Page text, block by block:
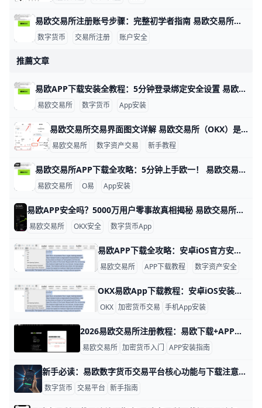
易欧交易所注册账号步骤：完整初学者指南 易欧交易所注册账号步骤 在数字资产投资的起步阶段，注册一个安全、合规的账户是第一步。以易欧交易所为例，下面以实例呈现完整流程，帮助新手快速上手。比如小张想买BTC，他需要先完成注册、绑定信息再进行实名认证，确保后续交易顺利。
数字货币 交易所注册 账户安全
推薦文章
易欧APP下载安装全教程：5分钟登录绑定安全设置 易欧交易所易欧下载与APP安装使用教程：登录→绑定→安全设置 大家好！易欧交易所（欧yi）是全球领先的数字货币交易平台，每天处理超过10亿USDT交易量，支持200多种币种如比特币和以太坊。本教程用简单步骤教你从下载APP到安全设置的全过程，新手5分钟就能上手。dddazhe+1
易欧交易所 数字货币 App安装
易欧交易所交易界面图文详解 易欧交易所（OKX）是目前全球主流的数字资产交易平台之一，它的交易界面设计简洁，功能模块划分清晰，适合新手和资深交易者使用。通过电脑网页版或手机App，你可以登录账户、选择交易对、查看行情、提交买卖订单，还能管理资产和查看历史成交记录。这篇教程会用简单、口语化的语言，一步步带你熟悉易欧交易界面的每个重要部分，帮助你真正看懂并能动手操作。
易欧交易所 数字资产交易 新手教程
易欧交易所APP下载全攻略：5分钟上手欧一！ 易欧交易所简介：易欧下载与易欧APP安装流程一览 易欧交易所，也叫OK交易所，是全球知名的数字货币交易平台。它成立于2017年，总部在塞舌尔，每天交易量超过100亿美元，支持超过350种加密货币，比如比特币（BTC）和以太坊（ETH）。平台用户超过5000万，覆盖200多个国家和地区，以安全和高效闻名。51wangming+1
易欧交易所 O易 App安装
易欧APP安全吗？5000万用户零事故真相揭秘 易欧交易所APP是否安全？ 大家好！今天我们来聊聊易欧交易所APP，也就是OKX平台的手机应用。它是不是安全可靠？答案是肯定的，但也要注意一些小细节。OKX已经服务全球5000多万用户，交易量每天高达数百亿美元，从未发生过重大资金丢失事件。这说明它的安全基础很扎实。
易欧交易所 OKX安全 数字货币App
易欧APP下载全攻略：安卓iOS官方安全安装教程 在数字资产交易越来越普及的今天，一款稳定、安全的交易所APP几乎成了每个投资者的“必备工具”。欧易（OKX）作为全球领先的区块链交易平台，已经为超过2000万用户提供现货、合约、杠杆和Web3交易服务。根据官方数据，OKX App在2025年已支持超过180个国家和地区的用户，单日交易量最高突破900亿美元。对新手而言，学会从官方渠道下载并安装OKX App，是安全交易的第一步。
易欧交易所 APP下载教程 数字资产安全
OKX易欧App下载教程：安卓iOS安装步骤与常见问题 在加密货币交易越来越普及的今天，OKX（原欧易）已经成为全球主流的交易平台之一，为用户提供了行情查看、币币交易、合约、理财等一站式数字资产服务。根据官方数据，OKX累计服务用户超过5,000万人，支持超过300种加密货币和数千个交易对，覆盖现货、杠杆、合约、期权、财富管理等多种产品。很多新手在使用前最关心的问题就是：如何安全、快速地下载并安装OKX App？本文为安卓和iOS用户分别提供详细的安装步骤，并结合常见问题给出具体操作建议，让每一步都清晰、简单、可执行。
OKX 加密货币交易 手机App安装
2026易欧交易所注册教程：易欧下载+APP安装全流程详解 新手入门：从易欧交易所注册到易欧下载与APP安装全流程解析 一、为什么选择易欧（Oyi/欧e） 易欧（欧e/欧意）是全球领先的数字资产交易所之一，支持超过350种加密货币交易，包括比特币（BTC）、以太坊（ETH）和USDT等主流币种。平台日均交易量超过150亿美元，流动性极佳，适合新手快速买卖。2025年数据显示，易欧拥有超过5000万全球用户，在iOS和Android应用商店评分高达4.7/5.0。平台提供现货交易、合约交易、杠杆交易和DeFi理财等功能，新手入门门槛低，最低入金仅需10 USDT。安全性方面，易欧采用冷热钱包分离存储，98%资产离线保管，并定期通过第三方安全审计，2024年零重大安全事故记录。
易欧交易所 加密货币入门 APP安装指南
新手必读：易欧数字货币交易平台核心功能与下载注意事项 新手必读：易欧数字货币交易平台的核心功能与下载注意事项 易欧交易平台为全球投资者提供多币种交易、实时行情与资产管理等核心功能。以 BTC、ETH、USDT 等主流币种为例，用户可以在现货市场下单、查看成交记录和资金流水，并通过清晰的资金划转入口完成充值与提现。平台的核心目标是让新手在一次登录后就能完成从账户创建、资金入金到第一笔交易的全过程，因此界面设计通常强调简洁、操作直观，降低初次进入的难度。
数字货币 交易平台 新手指南